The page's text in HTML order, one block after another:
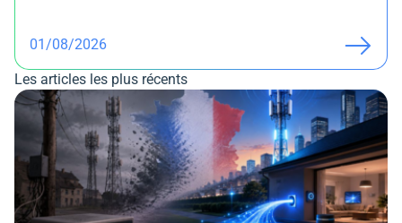
01/08/2026
Les articles les plus récents